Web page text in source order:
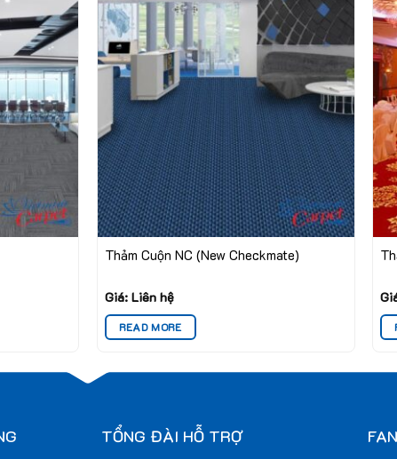
Thảm Cuộn NC (New Checkmate)
Giá: Liên hệ
READ MORE
TỔNG ĐÀI HỖ TRỢ